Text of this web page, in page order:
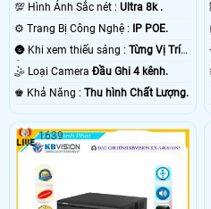
💯 Hình Ảnh Sắc nét : Ultra 8k .
⚙ Trang Bị Công Nghệ :
IP POE.
🌚 Khi xem thiếu sáng : Từng Vị Trí
Camera .
🤹 Loại Camera Đầu Ghi 4 kênh.
️♚ Khả Năng : Thu hình Chất Lượng.
1639